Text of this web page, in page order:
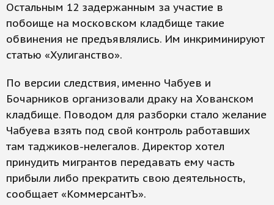
Остальным 12 задержанным за участие в
побоище на московском кладбище такие
обвинения не предъявлялись. Им инкриминируют
статью «Хулиганство».
По версии следствия, именно Чабуев и
Бочарников организовали драку на Хованском
кладбище. Поводом для разборки стало желание
Чабуева взять под свой контроль работавших
там таджиков-нелегалов. Директор хотел
принудить мигрантов передавать ему часть
прибыли либо прекратить свою деятельность,
сообщает «КоммерсантЪ».